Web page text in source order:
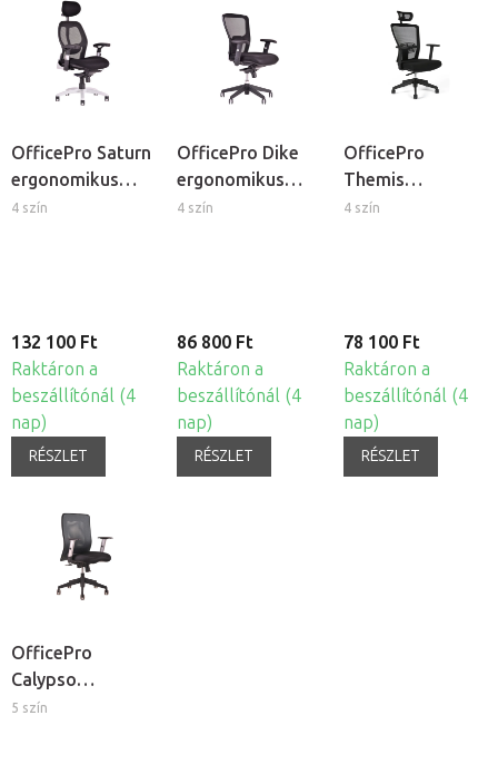
OfficePro Saturn
ergonomikus
irodai szék
4 szín
132 100 Ft
Raktáron a
beszállítónál (4
nap)
RÉSZLET
OfficePro Dike
ergonomikus
irodai szék
4 szín
86 800 Ft
Raktáron a
beszállítónál (4
nap)
RÉSZLET
OfficePro
Themis
ergonomikus
4 szín
78 100 Ft
Raktáron a
beszállítónál (4
nap)
RÉSZLET
OfficePro
Calypso
ergonomikus
5 szín